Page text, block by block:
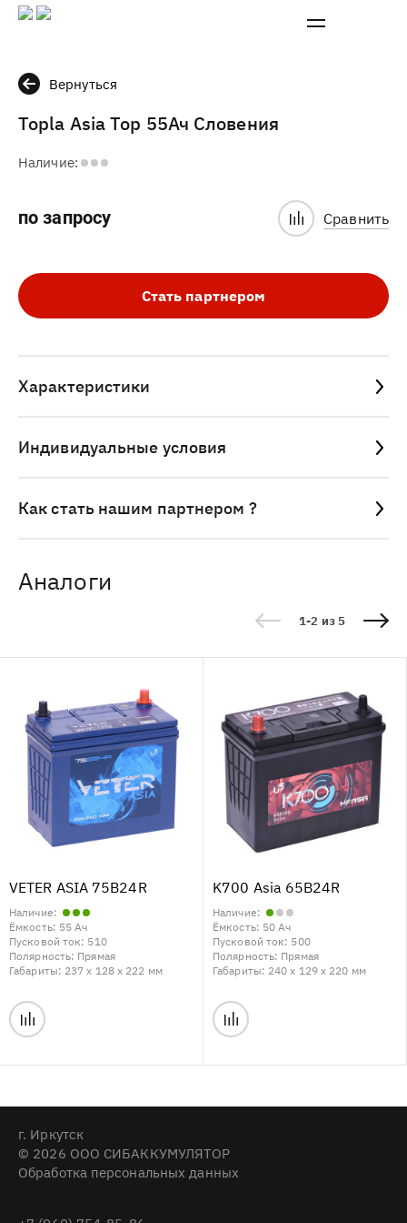
Вернуться
Topla Asia Top 55Ач Словения
Наличие:
по запросу Сравнить
Стать партнером
Характеристики
Индивидуальные условия
Как стать нашим партнером ?
Аналоги
1-2 из 5
VETER ASIA 75B24R
Наличие:
Ёмкость: 55 Ач
Пусковой ток: 510
Полярность: Прямая
Габариты: 237 x 128 x 222 мм
K700 Asia 65B24R
Наличие:
Ёмкость: 50 Ач
Пусковой ток: 500
Полярность: Прямая
Габариты: 240 x 129 x 220 мм
г. Иркутск
© 2026 ООО СИБАККУМУЛЯТОР
Обработка персональных данных